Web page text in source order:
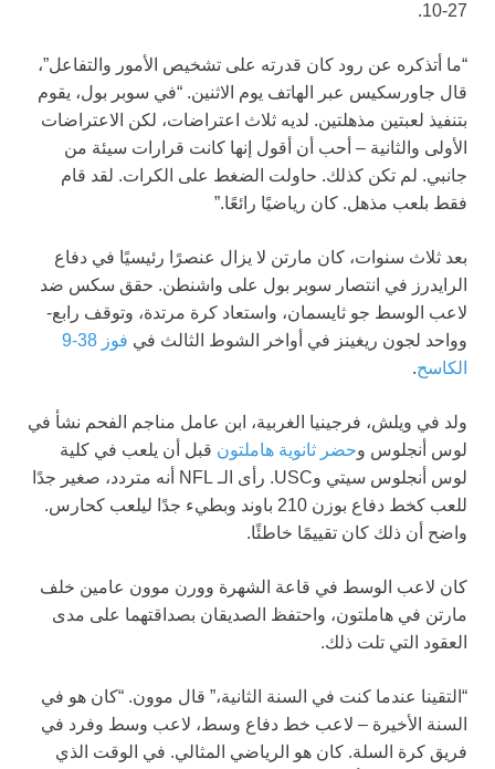
27-10.
“ما أتذكره عن رود كان قدرته على تشخيص الأمور والتفاعل”،
قال جاورسكيس عبر الهاتف يوم الاثنين. “في سوبر بول، يقوم
بتنفيذ لعبتين مذهلتين. لديه ثلاث اعتراضات، لكن الاعتراضات
الأولى والثانية – أحب أن أقول إنها كانت قرارات سيئة من
جانبي. لم تكن كذلك. حاولت الضغط على الكرات. لقد قام
فقط بلعب مذهل. كان رياضيًا رائعًا.”
بعد ثلاث سنوات، كان مارتن لا يزال عنصرًا رئيسيًا في دفاع
الرايدرز في انتصار سوبر بول على واشنطن. حقق سكس ضد
لاعب الوسط جو ثايسمان، واستعاد كرة مرتدة، وتوقف رابع-
وواحد لجون ريغينز في أواخر الشوط الثالث في
فوز 38-9
الكاسح.
ولد في ويلش، فرجينيا الغربية، ابن عامل مناجم الفحم نشأ في
لوس أنجلوس وحضر ثانوية هاملتون قبل أن يلعب في كلية
لوس أنجلوس سيتي وUSC. رأى الـ NFL أنه متردد، صغير جدًا
للعب كخط دفاع بوزن 210 باوند وبطيء جدًا ليلعب كحارس.
واضح أن ذلك كان تقييمًا خاطئًا.
كان لاعب الوسط في قاعة الشهرة وورن موون عامين خلف
مارتن في هاملتون، واحتفظ الصديقان بصداقتهما على مدى
العقود التي تلت ذلك.
“التقينا عندما كنت في السنة الثانية،” قال موون. “كان هو في
السنة الأخيرة – لاعب خط دفاع وسط، لاعب وسط وفرد في
فريق كرة السلة. كان هو الرياضي المثالي. في الوقت الذي